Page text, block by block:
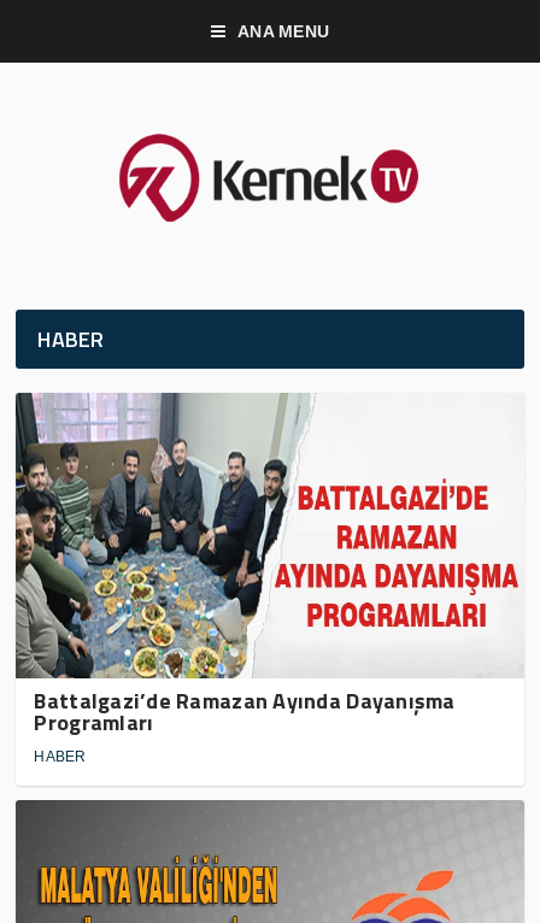
ANA MENU
HABER
Battalgazi’de Ramazan Ayında Dayanışma
Programları
HABER